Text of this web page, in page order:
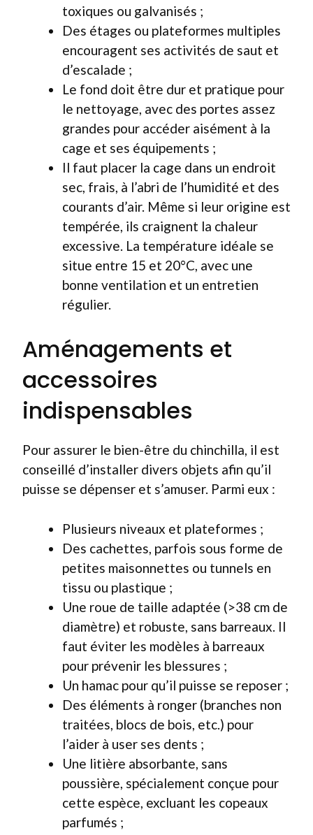
toxiques ou galvanisés ;
Des étages ou plateformes multiples
encouragent ses activités de saut et
d’escalade ;
Le fond doit être dur et pratique pour
le nettoyage, avec des portes assez
grandes pour accéder aisément à la
cage et ses équipements ;
Il faut placer la cage dans un endroit
sec, frais, à l’abri de l’humidité et des
courants d’air. Même si leur origine est
tempérée, ils craignent la chaleur
excessive. La température idéale se
situe entre 15 et 20°C, avec une
bonne ventilation et un entretien
régulier.
Aménagements et
accessoires
indispensables
Pour assurer le bien-être du chinchilla, il est
conseillé d’installer divers objets afin qu’il
puisse se dépenser et s’amuser. Parmi eux :
Plusieurs niveaux et plateformes ;
Des cachettes, parfois sous forme de
petites maisonnettes ou tunnels en
tissu ou plastique ;
Une roue de taille adaptée (>38 cm de
diamètre) et robuste, sans barreaux. Il
faut éviter les modèles à barreaux
pour prévenir les blessures ;
Un hamac pour qu’il puisse se reposer ;
Des éléments à ronger (branches non
traitées, blocs de bois, etc.) pour
l’aider à user ses dents ;
Une litière absorbante, sans
poussière, spécialement conçue pour
cette espèce, excluant les copeaux
parfumés ;